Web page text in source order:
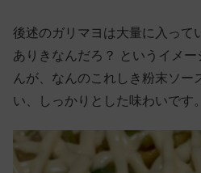
後述のガリマヨは大量に入って
ありきなんだろ？ というイメ
んが、なんのこれしき粉末ソー
い、しっかりとした味わいです。